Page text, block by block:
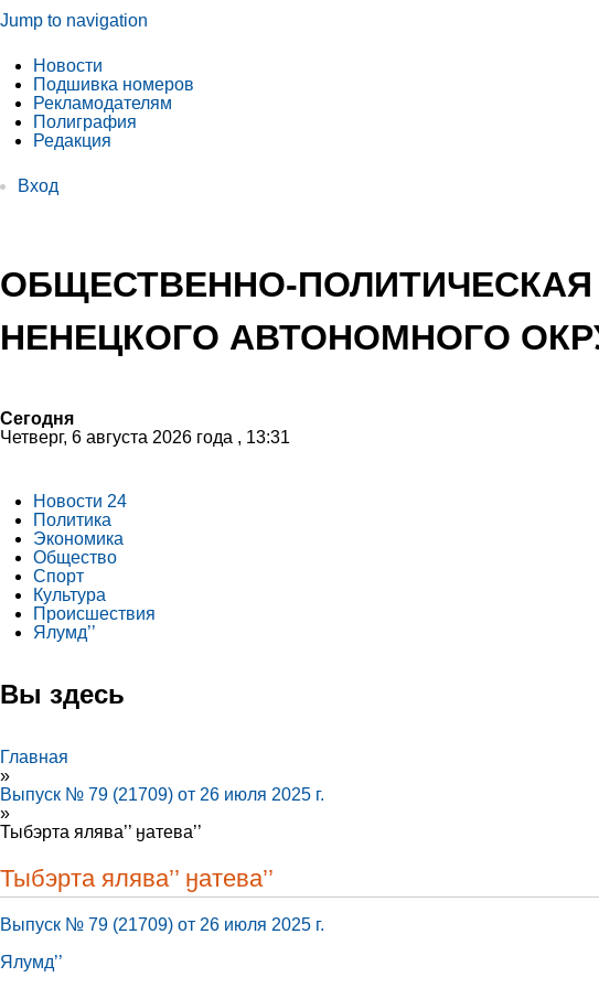
Jump to navigation
Новости
Подшивка номеров
Рекламодателям
Полиграфия
Редакция
Вход
ОБЩЕСТВЕННО-ПОЛИТИЧЕСКАЯ
НЕНЕЦКОГО АВТОНОМНОГО
Сегодня
Четверг, 6 августа 2026 года , 13:31
Новости 24
Политика
Экономика
Общество
Спорт
Культура
Происшествия
Ялумд’’
Вы здесь
Главная
»
Выпуск № 79 (21709) от 26 июля 2025 г.
»
Тыбэрта ялява’’ ӈатева’’
Тыбэрта ялява’’ ӈатева’’
Выпуск № 79 (21709) от 26 июля 2025 г.
Ялумд’’